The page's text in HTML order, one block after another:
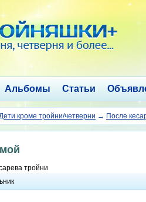
Альбомы Статьи
кроме тройни/четверни → После
тройни